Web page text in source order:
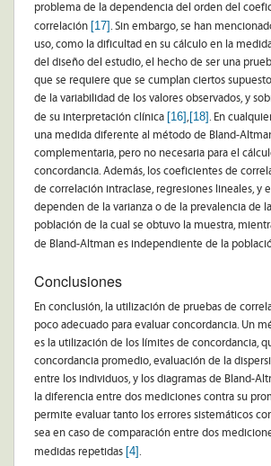
problema de la dependencia del orden del
correlación [17]. Sin embargo, se han
uso, como la dificultad en su cálculo en la
del diseño del estudio, el hecho de ser una
que se requiere que se cumplan ciertos
de la variabilidad de los valores observados, y
de su interpretación clínica [16] , [18]. En
una medida diferente al método de Bland-
complementaria, pero no necesaria para el
concordancia. Además, los coeficientes de
de correlación intraclase, regresiones lineales, y
dependen de la varianza o de la prevalencia de
población de la cual se obtuvo la muestra,
de Bland-Altman es independiente de la
Conclusiones
En conclusión, la utilización de pruebas de
poco adecuado para evaluar concordancia. Un
es la utilización de los límites de concordancia,
concordancia promedio, evaluación de la
entre los individuos, y los diagramas de Bland-
la diferencia entre dos mediciones contra su
permite evaluar tanto los errores sistemáticos
sea en caso de comparación entre dos
medidas repetidas [4].